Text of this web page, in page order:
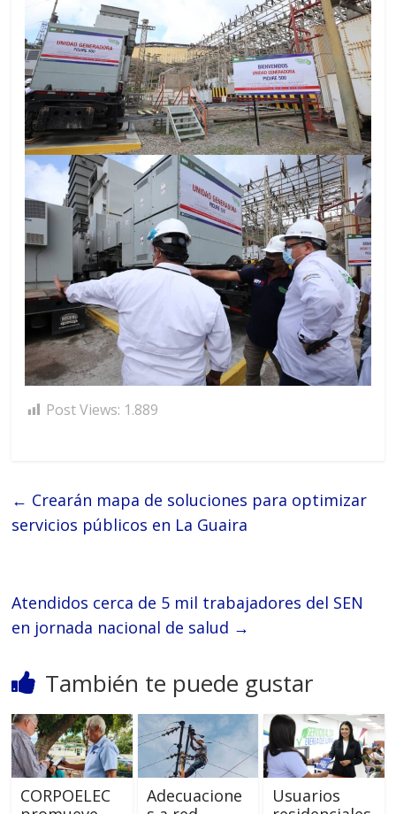
Post Views: 1.889
← Crearán mapa de soluciones para optimizar
servicios públicos en La Guaira
Atendidos cerca de 5 mil trabajadores del SEN
en jornada nacional de salud →
También te puede gustar
CORPOELEC
Adecuacione
Usuarios